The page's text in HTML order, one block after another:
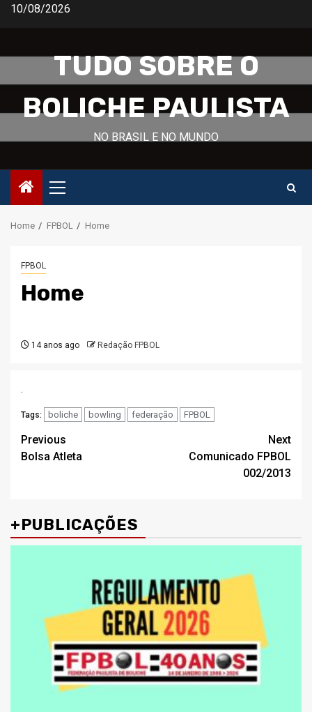
Skip10/08/2026
TUDO SOBRE O
BOLICHE PAULISTA
NO BRASIL E NO MUNDO
Primary
Menu
Home FPBOL Home
FPBOL
Home
14 anos ago Redação FPBOL
.
Tags: boliche bowling federação FPBOL
Post
navigation
Previous
Bolsa Atleta
Next
Comunicado FPBOL
002/2013
+PUBLICAÇÕES